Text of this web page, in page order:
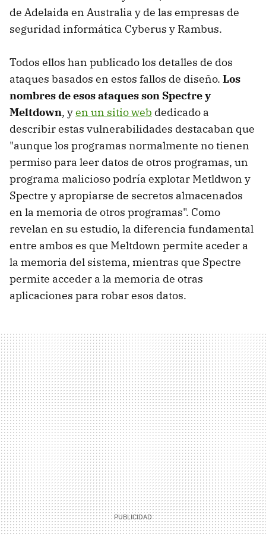
de Adelaida en Australia y de las empresas de
seguridad informática Cyberus y Rambus.
Todos ellos han publicado los detalles de dos
ataques basados en estos fallos de diseño. Los
nombres de esos ataques son Spectre y
Meltdown, yen un sitio web dedicado a
describir estas vulnerabilidades destacaban que
"aunque los programas normalmente no tienen
permiso para leer datos de otros programas, un
programa malicioso podría explotar Metldwon y
Spectre y apropiarse de secretos almacenados
en la memoria de otros programas". Como
revelan en su estudio, la diferencia fundamental
entre ambos es que Meltdown permite aceder a
la memoria del sistema, mientras que Spectre
permite acceder a la memoria de otras
aplicaciones para robar esos datos.